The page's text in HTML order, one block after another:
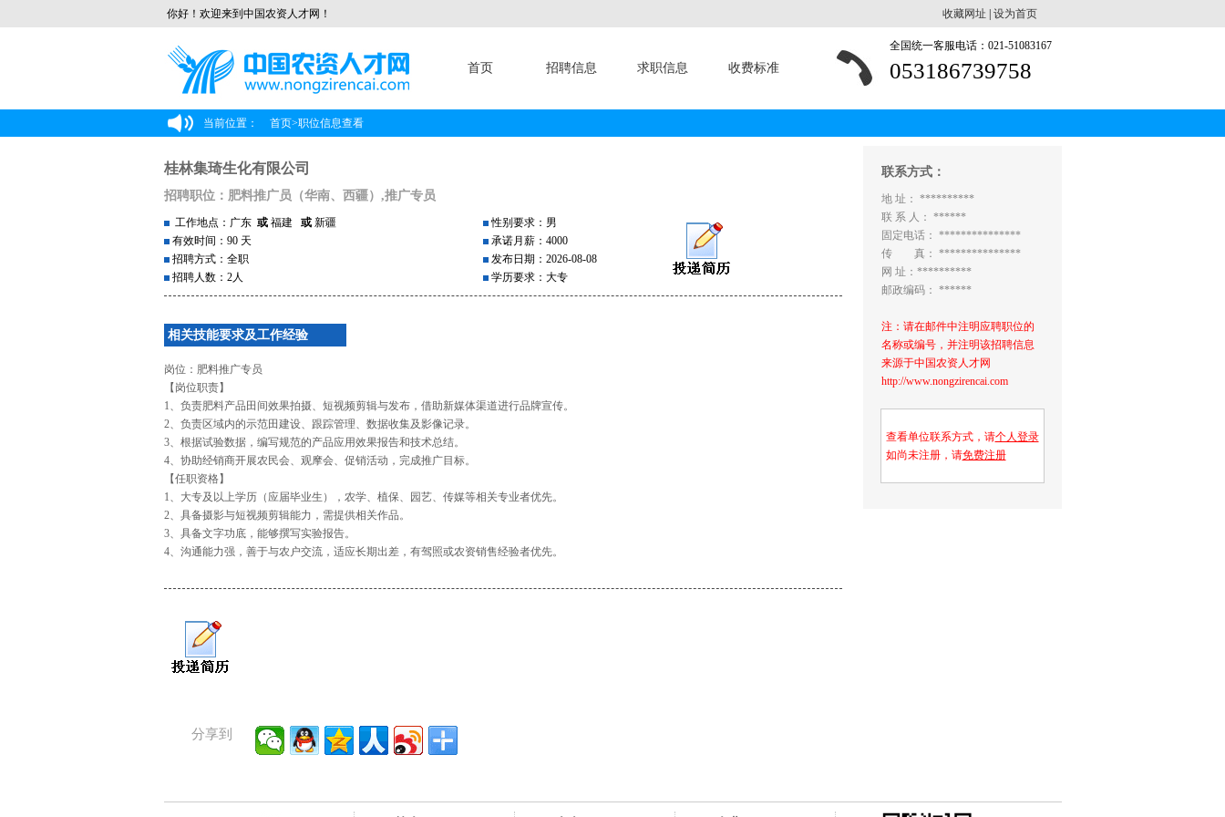
你好！欢迎来到中国农资人才网！ 收藏网址 设为首页
首页 招聘信息 求职信息 收费标准
全国统一客服电话：021-51083167
053186739758
当前位置： 首页>职位信息查看
桂林集琦生化有限公司
招聘职位：肥料推广员（华南、西疆）,推广专员
工作地点：广东 或福建 或新疆
有效时间：90 天
招聘方式：全职
招聘人数：2人
性别要求：男
承诺月薪：4000
发布日期：2026-08-08
学历要求：大专
相关技能要求及工作经验
岗位：肥料推广专员
【岗位职责】
1、负责肥料产品田间效果拍摄、短视频剪辑与发布，借助新媒体渠道进行品牌宣传。
2、负责区域内的示范田建设、跟踪管理、数据收集及影像记录。
3、根据试验数据，编写规范的产品应用效果报告和技术总结。
4、协助经销商开展农民会、观摩会、促销活动，完成推广目标。
【任职资格】
1、大专及以上学历（应届毕业生），农学、植保、园艺、传媒等相关专业者优先。
2、具备摄影与短视频剪辑能力，需提供相关作品。
3、具备文字功底，能够撰写实验报告。
4、沟通能力强，善于与农户交流，适应长期出差，有驾照或农资销售经验者优先。
分享到
联系方式：
地 址： **********
联 系 人： ******
固定电话： ***************
传 真： ***************
网 址：**********
邮政编码： ******
注：请在邮件中注明应聘职位的
名称或编号，并注明该招聘信息
来源于中国农资人才网
http://www.nongzirencai.com
查看单位联系方式，请个人登录
如尚未注册，请免费注册